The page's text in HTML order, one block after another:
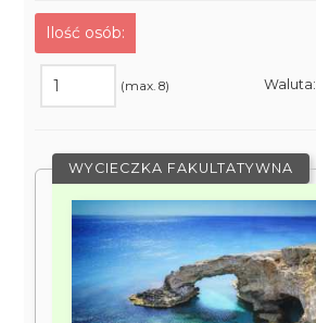
Ilość osób:
(max. 8) Waluta:
WYCIECZKA FAKULTATYWNA